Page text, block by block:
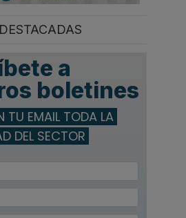
a
boletines
TU EMAIL TODA LA
DEL SECTOR